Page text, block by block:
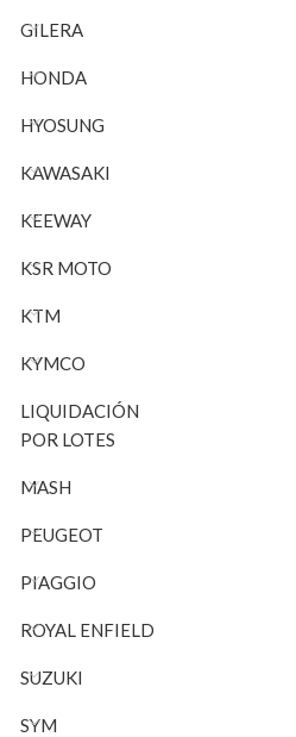
GILERA
HONDA
HYOSUNG
KAWASAKI
KEEWAY
KSR MOTO
KTM
KYMCO
LIQUIDACIÓN
POR LOTES
MASH
PEUGEOT
PIAGGIO
ROYAL ENFIELD
SUZUKI
SYM